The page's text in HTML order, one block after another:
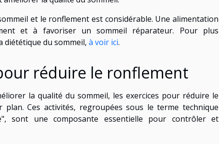
et le ronflement est considérable. Une alimentation
et à favoriser un sommeil réparateur. Pour plus
du sommeil, à voir ici.
réduire le ronflement
la qualité du sommeil, les exercices pour réduire le
Ces activités, regroupées sous le terme technique
sont une composante essentielle pour contrôler et